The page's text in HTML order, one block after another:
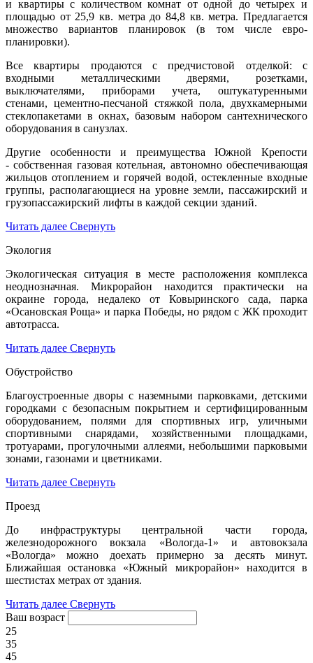
и квартиры с количеством комнат от одной до четырех и
площадью от 25,9 кв. метра до 84,8 кв. метра. Предлагается
множество вариантов планировок (в том числе евро-
планировки).
Все квартиры продаются с предчистовой отделкой: с
входными металлическими дверями, розетками,
выключателями, приборами учета, оштукатуренными
стенами, цементно-песчаной стяжкой пола, двухкамерными
стеклопакетами в окнах, базовым набором сантехнического
оборудования в санузлах.
Другие особенности и преимущества Южной Крепости
- собственная газовая котельная, автономно обеспечивающая
жильцов отоплением и горячей водой, остекленные входные
группы, располагающиеся на уровне земли, пассажирский и
грузопассажирский лифты в каждой секции зданий.
Читать далее Свернуть
Экология
Экологическая ситуация в месте расположения комплекса
неоднозначная. Микрорайон находится практически на
окраине города, недалеко от Ковыринского сада, парка
«Осановская Роща» и парка Победы, но рядом с ЖК проходит
автотрасса.
Читать далее Свернуть
Обустройство
Благоустроенные дворы с наземными парковками, детскими
городками с безопасным покрытием и сертифицированным
оборудованием, полями для спортивных игр, уличными
спортивными снарядами, хозяйственными площадками,
тротуарами, прогулочными аллеями, небольшими парковыми
зонами, газонами и цветниками.
Читать далее Свернуть
Проезд
До инфраструктуры центральной части города,
железнодорожного вокзала «Вологда-1» и автовокзала
«Вологда» можно доехать примерно за десять минут.
Ближайшая остановка «Южный микрорайон» находится в
шестистах метрах от здания.
Читать далее Свернуть
Ваш возраст
25
35
45